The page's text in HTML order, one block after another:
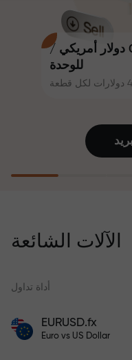
فرق السعر يبدأ من 0 دولار أمريكي /
للوحدة
على عالم
يُلهم العملاء
آيفون أو ماك
إيداعه مبلغًا
من المال.
أرباحك
أشهر. تداول
الآلات الشائعة
أداة تداول
EURUSD.fx
Euro vs US Dollar